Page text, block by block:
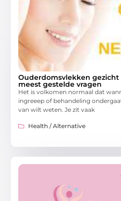
Ouderdomsvlekken gezicht
meest gestelde vragen
Het is volkomen normaal dat
ingreeep of behandeling
van wilt weten. Je zit vaak
Health / Alternative